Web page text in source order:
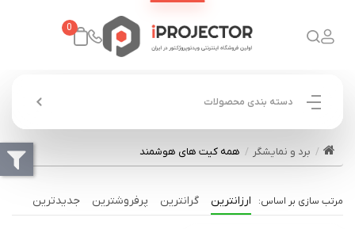
0
دسته بندی محصولات
برد و نمایشگر همه کیت های هوشمند
ارزانترین گرانترین پرفروشترین جدیدترین